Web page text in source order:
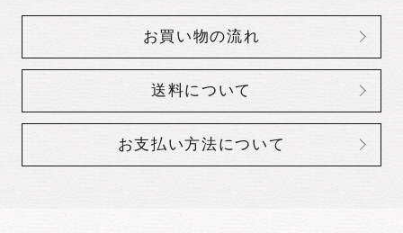
お買い物の流れ
送料について
お支払い方法について